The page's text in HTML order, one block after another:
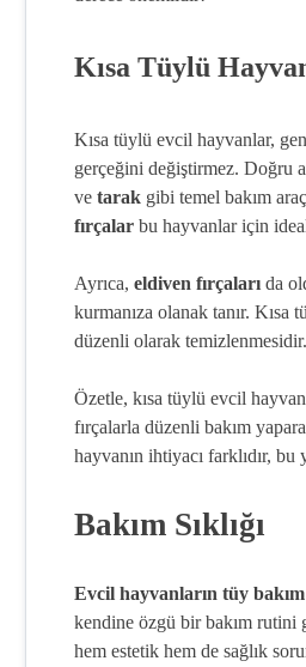
Kısa Tüylü
Kısa tüylü evcil hayvanlar,
gerçeğini değiştirmez. Doğru
ve tarak gibi temel bakım
fırçalar bu hayvanlar için
Ayrıca, eldiven fırçaları da
kurmanıza olanak tanır.
düzenli olarak
Özetle, kısa tüylü evcil
fırçalarla düzenli bakım
hayvanın ihtiyacı farklıdır,
Bakım Sıklığı
Evcil hayvanların tüy bakım
kendine özgü bir bakım rutini
hem estetik hem de sağlık